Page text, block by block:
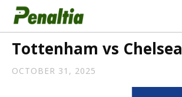
Tottenham vs Chelsea
OCTOBER 31, 2025